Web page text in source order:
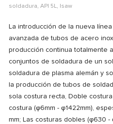
soldadura, API 5L, lsaw
La introducción de la nueva
avanzada de tubos de acero
producción continua totalmente
conjuntos de soldadura de un
soldadura de plasma alemán y
la producción de tubos de
sola costura recta, Doble
costura (φ6mm - φ1422mm),
mm; Las costuras dobles (φ630